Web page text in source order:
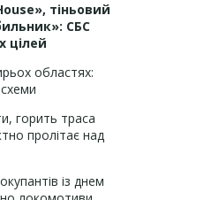
тіньовий
СБС
цілей
областях:
горить траса
пролітає над
із днем